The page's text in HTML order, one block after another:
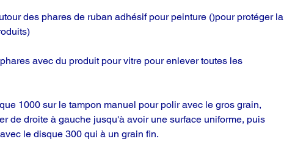
des phares de ruban adhésif pour peinture ()pour protéger la
avec du produit pour vitre pour enlever toutes les
1000 sur le tampon manuel pour polir avec le gros grain,
de droite à gauche jusqu'à avoir une surface uniforme, puis
le disque 300 qui à un grain fin.